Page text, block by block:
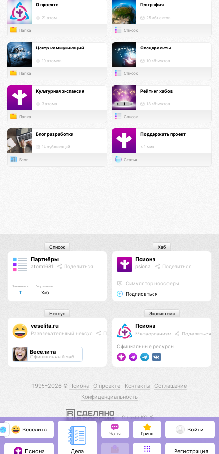
О проекте
21 атом
Папка
География
25 объектов
Список
Центр коммуникаций
10 атомов
Папка
Спецпроекты
10 объектов
Список
Культурная экспансия
3 атома
Папка
Рейтинг хабов
13 объектов
Список
Блог разработки
14 публикаций
Блог
Поддержать проект
< 1 мин.
Статья
Партнёры
atom1681 Поделиться
Элементы
11
Управляет
Хаб
Список
Псиона
psiona Поделиться
Cимулятор ноосферы
Подписаться
Хаб
veselita.ru
Развлекательный нексус Поделиться
Веселита
Официальный хаб
Нексус
Псиона
Метаорганизм Поделиться
Официальные ресурсы:
Экосистема
1995–2026 © Псиона О проекте Контакты
Соглашение
Конфиденциальность
С нами КО 🕉️
Веселита
Псиона Дела
Чаты Гринд
Войти
Регистрация